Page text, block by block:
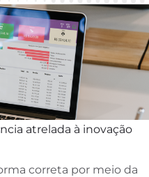
atrelada à inovação
correta por meio da